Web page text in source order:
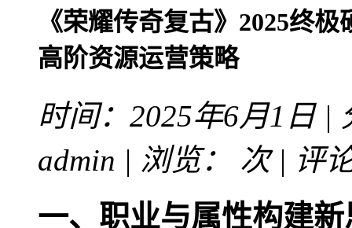
《荣耀传奇复古》2025终
高阶资源运营策略
时间：2025年6月1日 |
admin | 浏览：
次 | 评
一、职业与属性构建新